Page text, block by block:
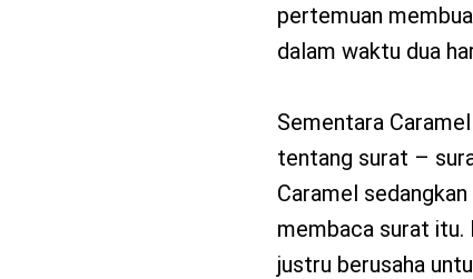
pertemuan
dalam waktu dua
Sementara
tentang surat –
Caramel
membaca surat itu.
justru berusaha